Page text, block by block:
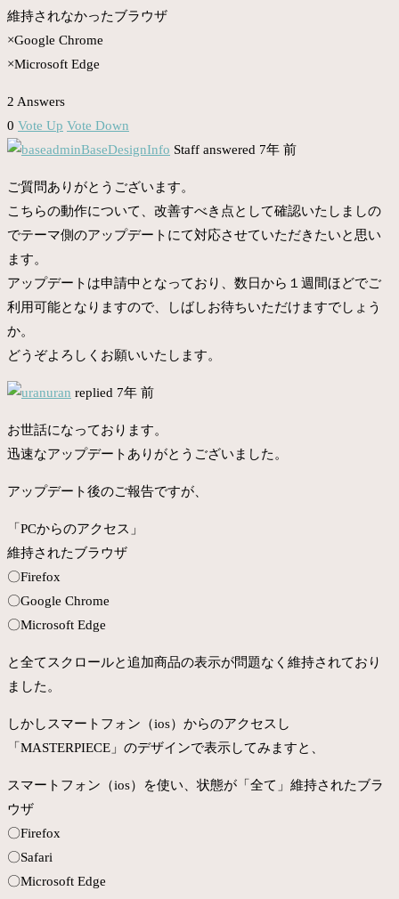
維持されなかったブラウザ
×Google Chrome
×Microsoft Edge
2 Answers
0 Vote Up Vote Down
BaseDesignInfo Staff answered 7年 前
ご質問ありがとうございます。
こちらの動作について、改善すべき点として確認いたしましの
でテーマ側のアップデートにて対応させていただきたいと思い
ます。
アップデートは申請中となっており、数日から１週間ほどでご
利用可能となりますので、しばしお待ちいただけますでしょう
か。
どうぞよろしくお願いいたします。
uran replied 7年 前
お世話になっております。
迅速なアップデートありがとうございました。
アップデート後のご報告ですが、
「PCからのアクセス」
維持されたブラウザ
〇Firefox
〇Google Chrome
〇Microsoft Edge
と全てスクロールと追加商品の表示が問題なく維持されており
ました。
しかしスマートフォン（ios）からのアクセスし
「MASTERPIECE」のデザインで表示してみますと、
スマートフォン（ios）を使い、状態が「全て」維持されたブラ
ウザ
〇Firefox
〇Safari
〇Microsoft Edge